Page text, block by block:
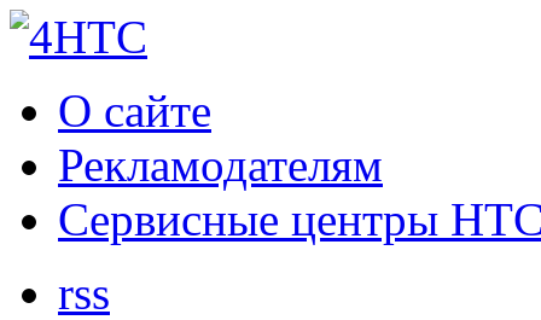
О сайте
Рекламодателям
Сервисные центры
rss